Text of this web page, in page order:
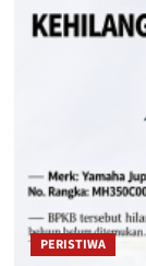
PERISTIWA